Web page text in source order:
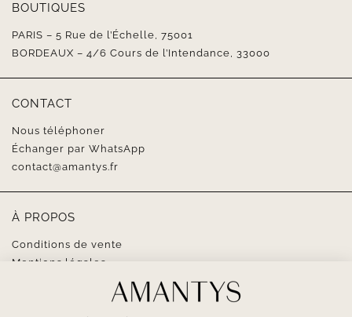
BOUTIQUES
PARIS – 5 Rue de l’Échelle, 75001
BORDEAUX – 4/6 Cours de l’Intendance, 33000
CONTACT
Nous téléphoner
Échanger par WhatsApp
contact@amantys.fr
À PROPOS
Conditions de vente
Mentions légales
SUIVEZ-NOUS